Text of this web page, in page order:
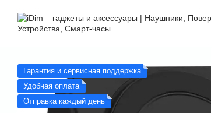
Гарантия и сервисная поддержка
Удобная оплата
Отправка каждый день